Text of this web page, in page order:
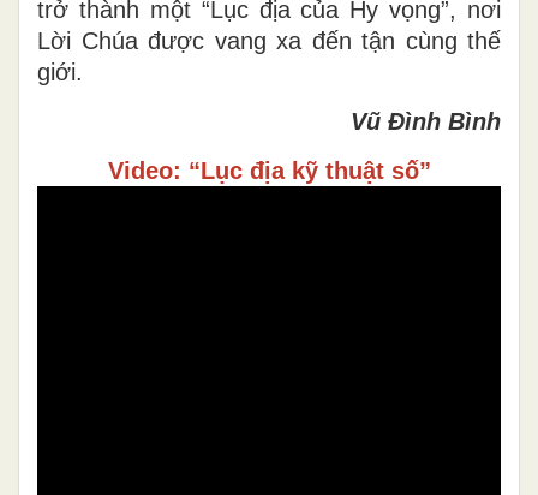
trở thành một “Lục địa của Hy vọng”, nơi
Lời Chúa được vang xa đến tận cùng thế
giới.
Vũ Đình Bình
Video: “Lục địa kỹ thuật số”